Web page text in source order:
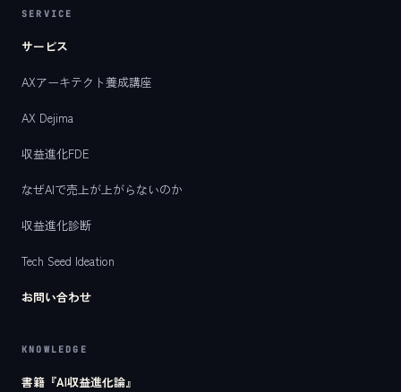
SERVICE
サービス
AXアーキテクト養成講座
AX Dejima
収益進化FDE
なぜAIで売上が上がらないのか
収益進化診断
Tech Seed Ideation
お問い合わせ
KNOWLEDGE
書籍『AI収益進化論』